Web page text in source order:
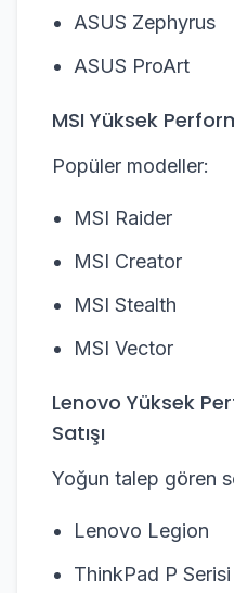
ASUS Zephyrus
ASUS ProArt
MSI Yüksek
Popüler modeller:
MSI Raider
MSI Creator
MSI Stealth
MSI Vector
Lenovo Yüksek
Satışı
Yoğun talep gören
Lenovo Legion
ThinkPad P Serisi